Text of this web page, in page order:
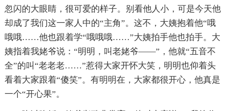
忽闪的大眼睛，很可爱的样子。别看他人小，可是今天他
却成了我们这一家人中的“主角”。这不，大姨抱着他“哦
哦哦……他也跟着学“哦哦哦……”大姨拍手他也拍手。大
姨指着我姥爷说：“明明，叫老姥爷——”，他就“五音不
全”的叫“老老老……”惹得大家开怀大笑，明明也仰着头
看着大家跟着“傻笑”。有明明在，大家都很开心，他真是
一个“开心果”。